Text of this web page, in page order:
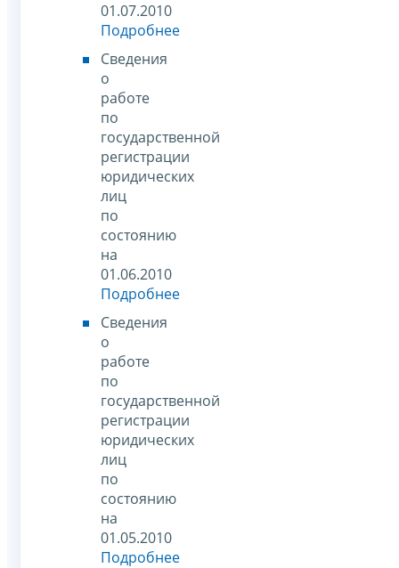
01.07.2010
Подробнее
Сведения
о
работе
по
государственной
регистрации
юридических
лиц
по
состоянию
на
01.06.2010
Подробнее
Сведения
о
работе
по
государственной
регистрации
юридических
лиц
по
состоянию
на
01.05.2010
Подробнее